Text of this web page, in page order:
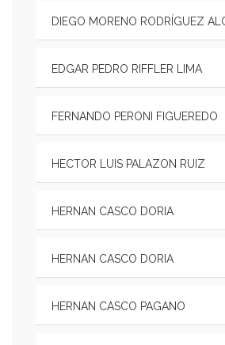
DIEGO MORENO RODRÍGUEZ
EDGAR PEDRO RIFFLER LIMA
FERNANDO PERONI FIGUEREDO
HECTOR LUIS PALAZON RUIZ
HERNAN CASCO DORIA
HERNAN CASCO DORIA
HERNAN CASCO PAGANO